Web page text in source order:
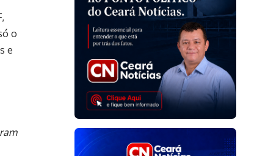
o
e